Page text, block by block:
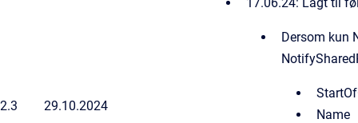
2.3 29.10.2024
Dersom kun
Name